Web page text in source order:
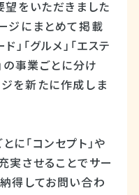
望をいただきました
ジにまとめて掲載
」「グルメ」「エステ
の事業ごとに分け
を新たに作成しま
に「コンセプト」や
実させることでサー
得してお問い合わ